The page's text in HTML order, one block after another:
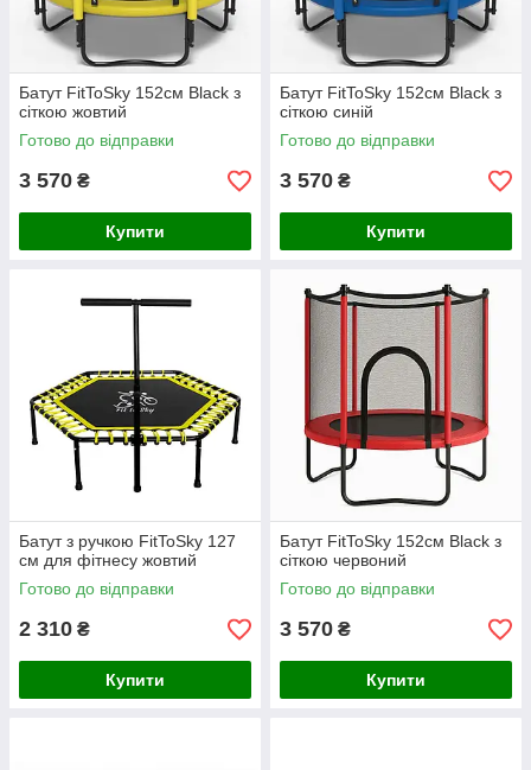
Батут FitToSky 152см Black з
сіткою жовтий
Готово до відправки
3 570 ₴
Купити
Батут FitToSky 152см Black з
сіткою синій
Готово до відправки
3 570 ₴
Купити
Батут з ручкою FitToSky 127
см для фітнесу жовтий
Готово до відправки
2 310 ₴
Купити
Батут FitToSky 152см Black з
сіткою червоний
Готово до відправки
3 570 ₴
Купити